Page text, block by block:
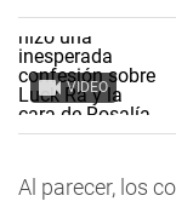
VIDEO
Al parecer, los